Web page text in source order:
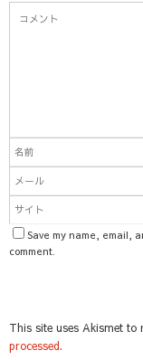
Save my name, email,
comment.
This site uses Akismet to
processed.